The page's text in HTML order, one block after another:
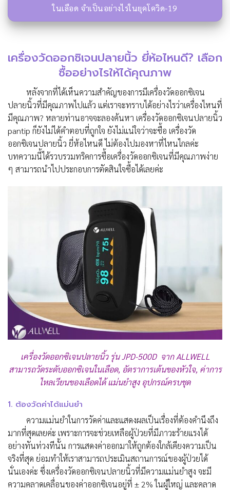
ในเลือด จำเป็นอย่างไรในยุคโควิด-19
เครื่องวัดออกซิเจนปลายนิ้ว ยี่ห้อไหนดี? เลือก
ซื้ออย่างไรให้ได้คุณภาพ
หลังจากที่ได้เห็นความสำคัญของการมีเครื่องวัดออกซิเจน
ปลายนิ้วที่มีคุณภาพไปแล้ว แต่เราจะทราบได้อย่างไรว่าเครื่องไหนที่
มีคุณภาพ? หลายท่านอาจจะลองค้นหา เครื่องวัดออกซิเจนปลายนิ้ว
pantip ก็ยังไม่ได้คำตอบที่ถูกใจ ยังไม่แน่ใจว่าจะซื้อ เครื่องวัด
ออกซิเจนปลายนิ้ว ยี่ห้อไหนดี ไม่ต้องไปมองหาที่ไหนไกลค่ะ
บทความนี้ได้รวบรวมทริคการซื้อเครื่องวัดออกซิเจนที่มีคุณภาพง่าย
ๆ สามารถนำไปประกอบการตัดสินใจซื้อได้เลยค่ะ
เครื่องวัดออกซิเจนปลายนิ้ว รุ่น JPD-500D จาก ALLWELL
สามารถวัดระดับออกซิเจนในเลือด, อัตราการเต้นของหัวใจ, ค่าการ
ไหลเวียนของเลือดได้ แม่นยำสูง อุปกรณ์ครบชุด
1. ต้องวัดค่าได้แม่นยำ
ความแม่นยำในการวัดค่าและแสดงผลเป็นเรื่องที่ต้องคำนึงถึง
มากที่สุดเลยค่ะ เพราะการจะช่วยเหลือผู้ป่วยที่มีภาวะร้ายแรงได้
อย่างทันท่วงทีนั้น การแสดงค่าออกมาให้ถูกต้องใกล้เคียงความเป็น
จริงที่สุด ย่อมทำให้เราสามารถประเมินสถานการณ์ของผู้ป่วยได้
นั่นเองค่ะ ซึ่งเครื่องวัดออกซิเจนปลายนิ้วที่มีความแม่นยำสูง จะมี
ความคลาดเคลื่อนของค่าออกซิเจนอยู่ที่ ± 2% ในผู้ใหญ่ และคลาด